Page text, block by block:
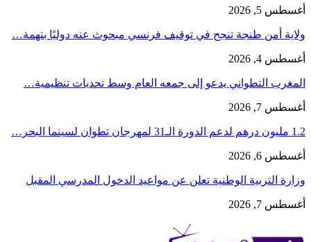
أغسطس 5, 2026
ولاية أمن طنجة تنجح في توقيف فرنسي مبحوث عنه دوليًا بتهمة…
أغسطس 4, 2026
المغرب التطواني يدعو إلى جمعه العام وسط تحديات تنظيمية…
أغسطس 7, 2026
1.2 مليون درهم لدعم الدورة الـ31 لمهرجان تطوان لسينما البحر…
أغسطس 6, 2026
وزارة التربية الوطنية تعلن عن مواعيد الدخول المدرسي المقبل
أغسطس 7, 2026